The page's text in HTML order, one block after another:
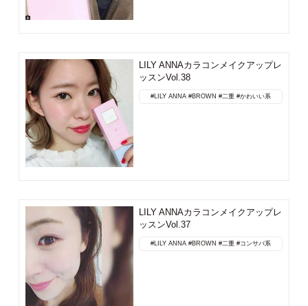
LILY ANNAカラコンメイクアップレ
ッスンVol.38
#LILY ANNA #BROWN #二重 #かわいい系
LILY ANNAカラコンメイクアップレ
ッスンVol.37
#LILY ANNA #BROWN #二重 #コンサバ系